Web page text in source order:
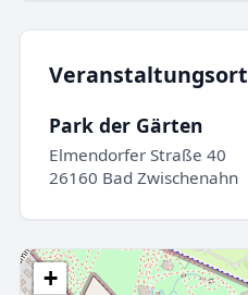
Veranstaltungsort
Park der Gärten
Elmendorfer Straße 40
26160 Bad Zwischenahn
+